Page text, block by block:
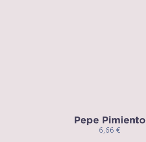
Pepe Pimiento
6,66 €